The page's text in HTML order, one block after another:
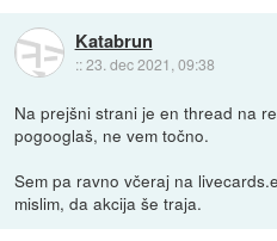
Katabrun
::23. dec 2021, 09:38
Na prejšni strani je en thread na
pogooglaš, ne vem točno.
Sem pa ravno včeraj na
mislim, da akcija še traja.